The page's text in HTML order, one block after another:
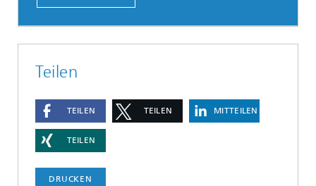
Teilen
TEILEN TEILEN MITTEILEN
TEILEN
DRUCKEN